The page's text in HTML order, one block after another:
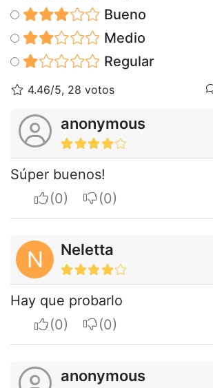
Bueno
Medio
Regular
4.46/5, 28 votos
anonymous
Súper buenos!
I apreciateI do not appreciate
N Neletta
Hay que probarlo
I apreciateI do not appreciate
anonymous